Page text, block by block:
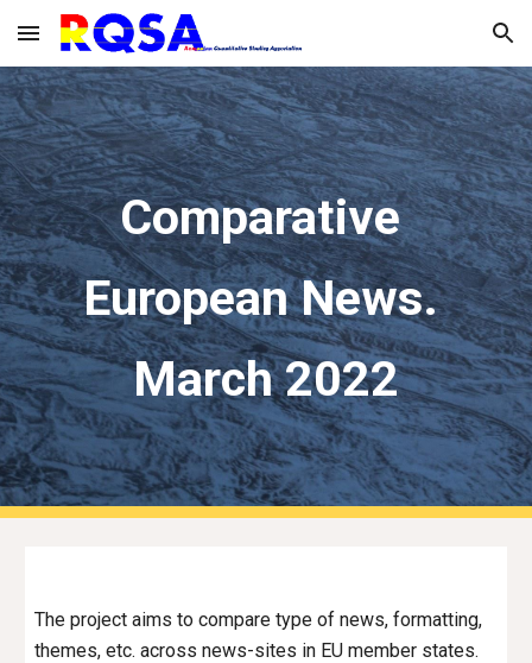
Skip to main content Skip to navigation
Comparative
European News.
March 2022
The project aims to compare type of news, formatting,
themes, etc. across news-sites in EU member states.